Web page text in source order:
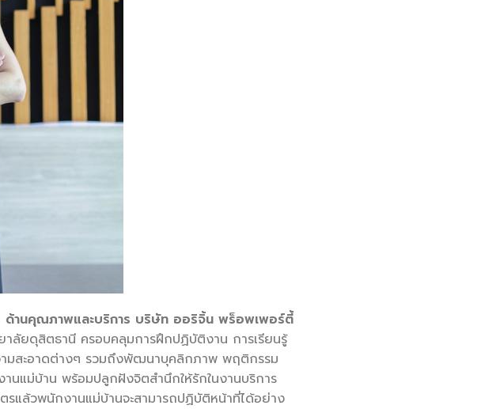
ด้านคุณภาพและบริการ บริษัท ออริจิ้น พร็อพเพอร์ตี้
ลัยดุสิตธานี ครอบคลุมการฝึกปฏิบัติงาน การเรียนรู้
มสะอาดต่างๆ รวมถึงพัฒนาบุคลิกภาพ พฤติกรรม
นแม่บ้าน พร้อมปลูกฝังจิตสำนึกให้รักในงานบริการ
แล้วพนักงานแม่บ้านจะสามารถปฏิบัติหน้าที่ได้อย่าง